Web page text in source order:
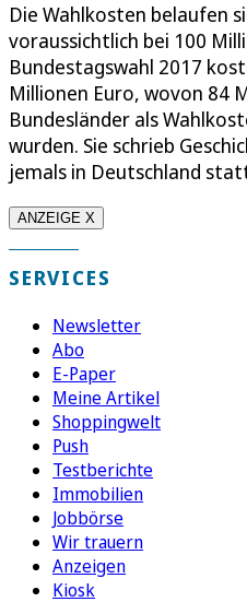
Die Wahlkosten belaufen
voraussichtlich bei 100
Bundestagswahl 2017
Millionen Euro, wovon 84
Bundesländer als
wurden. Sie schrieb
jemals in Deutschland
ANZEIGE X
SERVICES
Newsletter
Abo
E-Paper
Meine Artikel
Shoppingwelt
Push
Testberichte
Immobilien
Jobbörse
Wir trauern
Anzeigen
Kiosk